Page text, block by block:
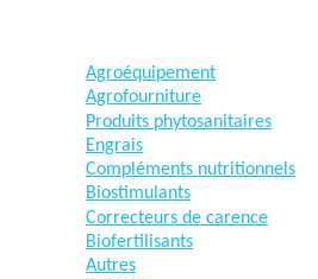
Agroéquipement
Agrofourniture
Produits phytosanitaires
Engrais
Compléments nutritionnels
Biostimulants
Correcteurs de carence
Biofertilisants
Autres